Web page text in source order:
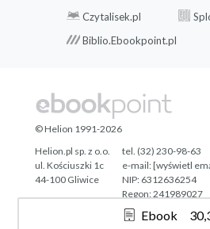
Ebook
Czytalisek.pl
Biblio.Ebookpoint.pl
Tonik.pl
© Helion 1991-2026
Helion.pl sp. z o.o.
ul. Kościuszki 1c
44-100 Gliwice
tel. (32) 230-98-63
e-mail:[wyświetl
NIP: 6312636254
Regon: 241989027